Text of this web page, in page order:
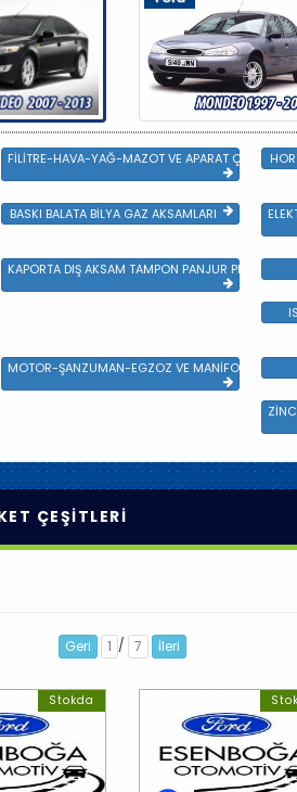
FİLİTRE-HAVA-YAĞ-MAZOT VE APARAT ÇEŞİTLERİ
ÇEŞİTLER
BASKI BALATA BİLYA GAZ AKSAMLARI
ÖN-ARKA TAKIM VE YÜRÜYEN AKSAMLAR
KAPORTA DIŞ AKSAM TAMPON PANJUR PLASTİK
MOTOR-ŞANZUMAN-EGZOZ VE MANİFOLD
ÇEŞİTLERİ
Geri 1 / 7 İleri
Stokda